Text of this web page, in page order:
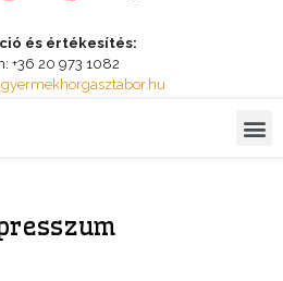
és értékesítés:
+36 20 973 1082